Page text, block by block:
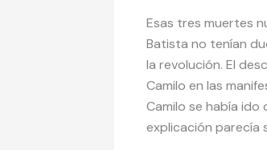
Esas tres muertes
Batista no tenían
la revolución. El
Camilo en las
Camilo se había
explicación parecía